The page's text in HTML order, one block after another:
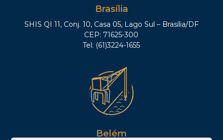
Brasília
SHIS QI 11, Conj. 10, Casa 05, Lago Sul – Brasília/DF
CEP: 71625-300
Tel: (61)3224-1655
Belém